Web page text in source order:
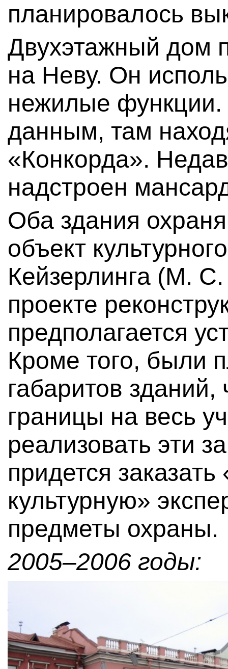
планировалось
Двухэтажный дом
на Неву. Он
нежилые
данным, там
«Конкорда».
надстроен
Оба здания
объект
Кейзерлинга (М.
проекте
предполагается
Кроме того, были
габаритов
границы на весь
реализовать эти
придется заказать
культурную»
предметы охраны.
2005–2006 годы: